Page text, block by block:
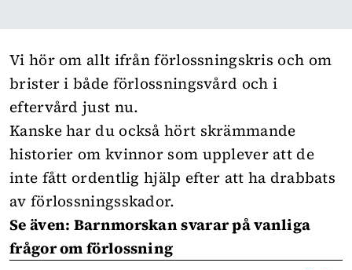
Vi hör om allt ifrån förlossningskris och om
brister i både förlossningsvård och i
eftervård just nu.
Kanske har du också hört skrämmande
historier om kvinnor som upplever att de
inte fått ordentlig hjälp efter att ha drabbats
av förlossningsskador.
Se även: Barnmorskan svarar på vanliga
frågor om förlossning